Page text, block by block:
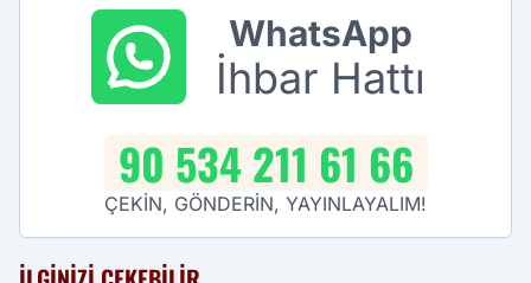
WhatsApp
İhbar Hattı
90 534 211 61 66
ÇEKİN, GÖNDERİN, YAYINLAYALIM!